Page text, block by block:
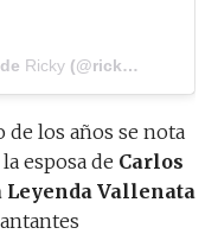
Ricky(@ricky_martin) el
de los años se nota
esposa de Carlos
Leyenda Vallenata